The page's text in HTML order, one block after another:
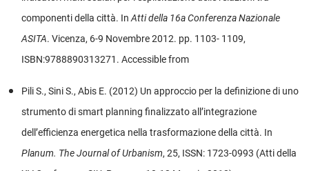
componenti della città. In Atti della 16a Conferenza Nazionale
ASITA. Vicenza, 6-9 Novembre 2012. pp. 1103- 1109,
ISBN:9788890313271. Accessible from
Pili S., Sini S., Abis E. (2012) Un approccio per la definizione di uno
strumento di smart planning finalizzato all’integrazione
dell’efficienza energetica nella trasformazione della città. In
Planum. The Journal of Urbanism, 25, ISSN: 1723-0993 (Atti della